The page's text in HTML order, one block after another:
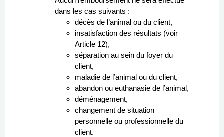
dans les cas suivants :
décès de l’animal ou du client,
insatisfaction des résultats (voir
Article 12),
séparation au sein du foyer du
client,
maladie de l’animal ou du client,
abandon ou euthanasie de l’animal,
déménagement,
changement de situation
personnelle ou professionnelle du
client.